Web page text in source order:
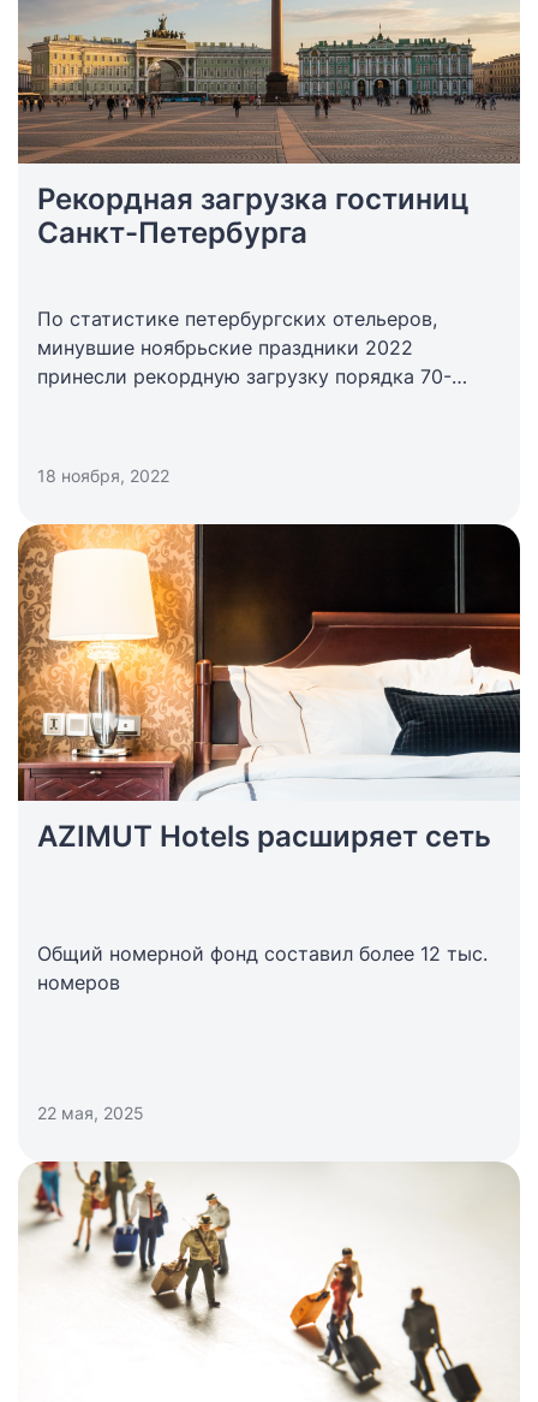
Рекордная загрузка гостиниц
Санкт-Петербурга
По статистике петербургских отельеров,
минувшие ноябрьские праздники 2022
принесли рекордную загрузку порядка 70-
18 ноября, 2022
AZIMUT Hotels расширяет сеть
Общий номерной фонд составил более 12 тыс.
номеров
22 мая, 2025